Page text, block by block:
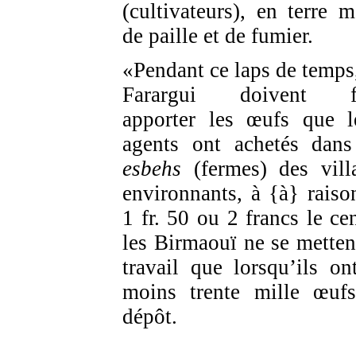
(cultivateurs), en terre
de paille et de fumier.
«Pendant ce laps de
Farargui doivent
apporter les œufs que
agents ont achetés
esbehs (fermes) des
environnants, à {à}
1 fr. 50 ou 2 francs le
les Birmaouï ne se
travail que lorsqu’ils
moins trente mille
dépôt.